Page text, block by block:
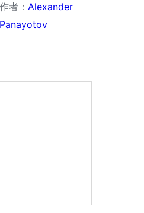
作者： Alexander
Panayotov